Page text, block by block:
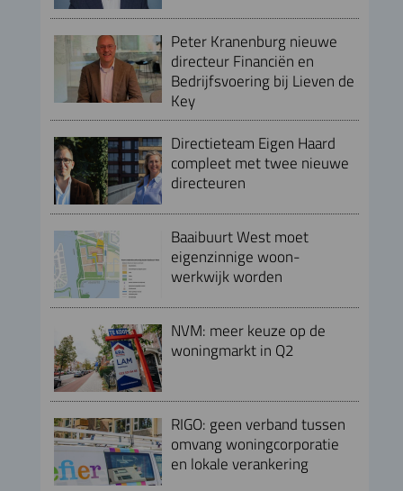
Peter Kranenburg nieuwe
directeur Financiën en
Bedrijfsvoering bij Lieven de
Key
Directieteam Eigen Haard
compleet met twee nieuwe
directeuren
Baaibuurt West moet
eigenzinnige woon-
werkwijk worden
NVM: meer keuze op de
woningmarkt in Q2
RIGO: geen verband tussen
omvang woningcorporatie
en lokale verankering